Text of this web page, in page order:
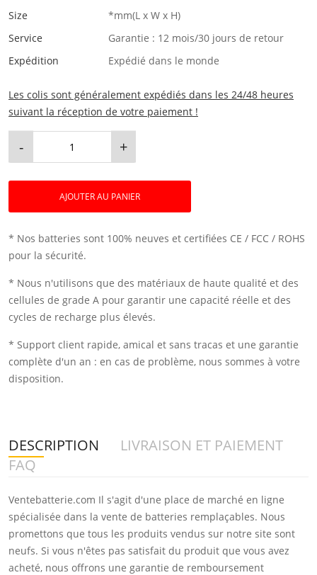
Size
*mm(L x W x H)
Service
Garantie : 12 mois/30 jours de retour
Expédition
Expédié dans le monde
Les colis sont généralement expédiés dans les 24/48 heures
suivant la réception de votre paiement !
- +
AJOUTER AU PANIER
* Nos batteries sont 100% neuves et certifiées CE / FCC / ROHS
pour la sécurité.
* Nous n'utilisons que des matériaux de haute qualité et des
cellules de grade A pour garantir une capacité réelle et des
cycles de recharge plus élevés.
* Support client rapide, amical et sans tracas et une garantie
complète d'un an : en cas de problème, nous sommes à votre
disposition.
DESCRIPTION
LIVRAISON ET PAIEMENT
FAQ
Ventebatterie.com Il s'agit d'une place de marché en ligne
spécialisée dans la vente de batteries remplaçables. Nous
promettons que tous les produits vendus sur notre site sont
neufs. Si vous n'êtes pas satisfait du produit que vous avez
acheté, nous offrons une garantie de remboursement